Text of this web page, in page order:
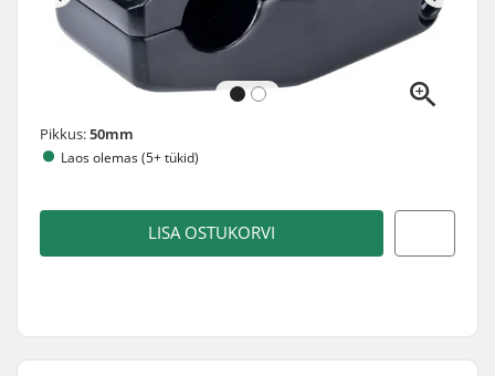
Pikkus:50mm
Laos olemas (5+ tükid)
LISA OSTUKORVI